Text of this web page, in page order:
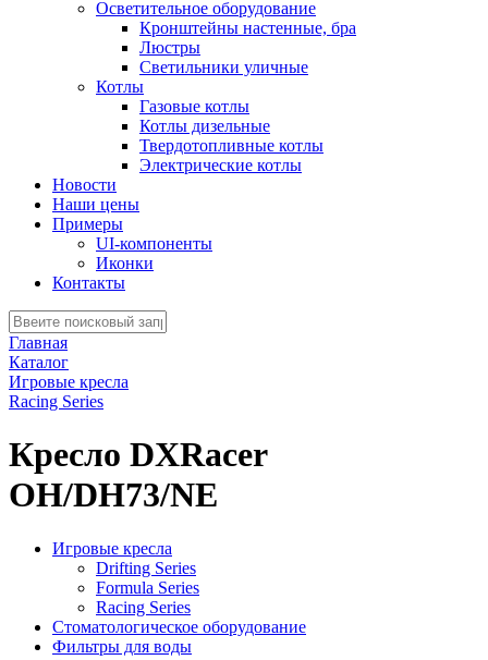
Осветительное оборудование
Кронштейны настенные, бра
Люстры
Светильники уличные
Котлы
Газовые котлы
Котлы дизельные
Твердотопливные котлы
Электрические котлы
Новости
Наши цены
Примеры
UI-компоненты
Иконки
Контакты
Главная
Каталог
Игровые кресла
Racing Series
Кресло DXRacer
OH/DH73/NE
Игровые кресла
Drifting Series
Formula Series
Racing Series
Стоматологическое оборудование
Фильтры для воды